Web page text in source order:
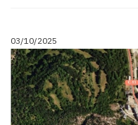
03/10/2025